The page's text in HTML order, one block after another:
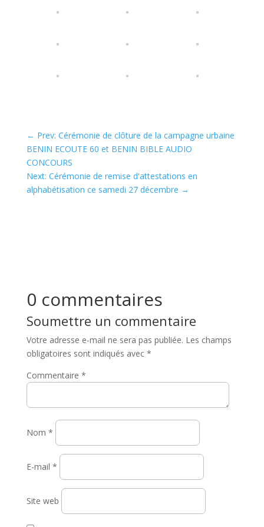
← Prev: Cérémonie de clôture de la campagne urbaine
BENIN ECOUTE 60 et BENIN BIBLE AUDIO
CONCOURS
Next: Cérémonie de remise d'attestations en
alphabétisation ce samedi 27 décembre →
0 commentaires
Soumettre un commentaire
Votre adresse e-mail ne sera pas publiée. Les champs
obligatoires sont indiqués avec *
Commentaire *
Nom *
E-mail *
Site web